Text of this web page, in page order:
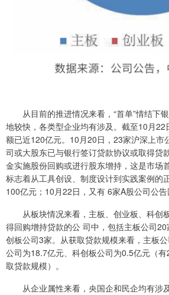
从目前的推进情况来看，“首单”情结下
地较快，各类型企业均有涉及。截至10月22
额已近120亿元。10月20日，23家沪深上市
司或大股东已与银行签订贷款协议或取得贷
金实施股份回购或进行股东增持，这是市场
标志着从工具创设、制度设计到实践案例的
100亿元；10月22日，又有 6家A股公司公告
从板块情况来看，主板、创业板、科创
得回购增持贷款的公 司中，包括主板公司
创板公司3家。从获取贷款规模来看，主板
公司为18.7亿元、科创板公司为0.5亿元（
取贷款规模）。
从企业属性来看，央国企和民企均有涉